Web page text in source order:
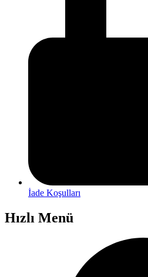
İade Koşulları
Hızlı Menü